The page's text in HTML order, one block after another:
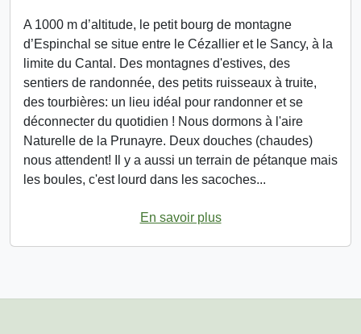
A 1000 m d’altitude, le petit bourg de montagne
d’Espinchal se situe entre le Cézallier et le Sancy, à la
limite du Cantal. Des montagnes d'estives, des
sentiers de randonnée, des petits ruisseaux à truite,
des tourbières: un lieu idéal pour randonner et se
déconnecter du quotidien ! Nous dormons à l'aire
Naturelle de la Prunayre. Deux douches (chaudes)
nous attendent! Il y a aussi un terrain de pétanque mais
les boules, c'est lourd dans les sacoches...
En savoir plus